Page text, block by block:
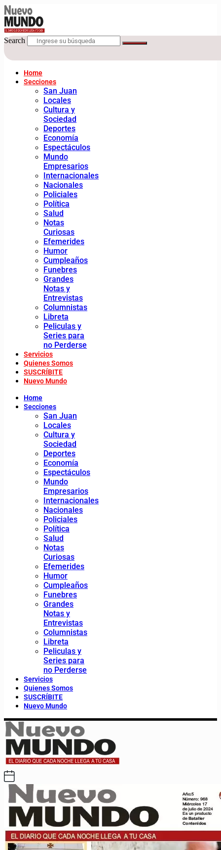
Search
Home
Secciones
San Juan
Locales
Cultura y
Sociedad
Deportes
Economía
Espectáculos
Mundo
Empresarios
Internacionales
Nacionales
Policiales
Política
Salud
Notas
Curiosas
Efemerides
Humor
Cumpleaños
Funebres
Grandes
Notas y
Entrevistas
Columnistas
Libreta
Peliculas y
Series para
no Perderse
Servicios
Quienes Somos
SUSCRÍBITE
Nuevo Mundo
Home
Secciones
San Juan
Locales
Cultura y
Sociedad
Deportes
Economía
Espectáculos
Mundo
Empresarios
Internacionales
Nacionales
Policiales
Política
Salud
Notas
Curiosas
Efemerides
Humor
Cumpleaños
Funebres
Grandes
Notas y
Entrevistas
Columnistas
Libreta
Peliculas y
Series para
no Perderse
Servicios
Quienes Somos
SUSCRÍBITE
Nuevo Mundo